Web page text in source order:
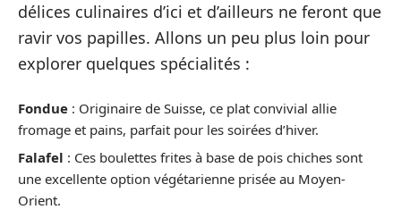
délices culinaires d’ici et d’ailleurs ne feront que
ravir vos papilles. Allons un peu plus loin pour
explorer quelques spécialités :
Fondue : Originaire de Suisse, ce plat convivial allie
fromage et pains, parfait pour les soirées d’hiver.
Falafel : Ces boulettes frites à base de pois chiches sont
une excellente option végétarienne prisée au Moyen-
Orient.